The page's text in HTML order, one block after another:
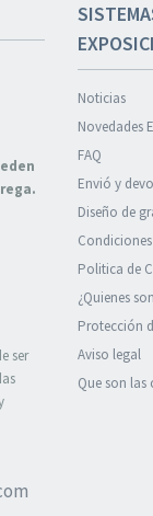
ser
Noticias
Novedades
FAQ
Envió y
Diseño de
Politica de
¿Quienes
Protección
Aviso legal
Que son las